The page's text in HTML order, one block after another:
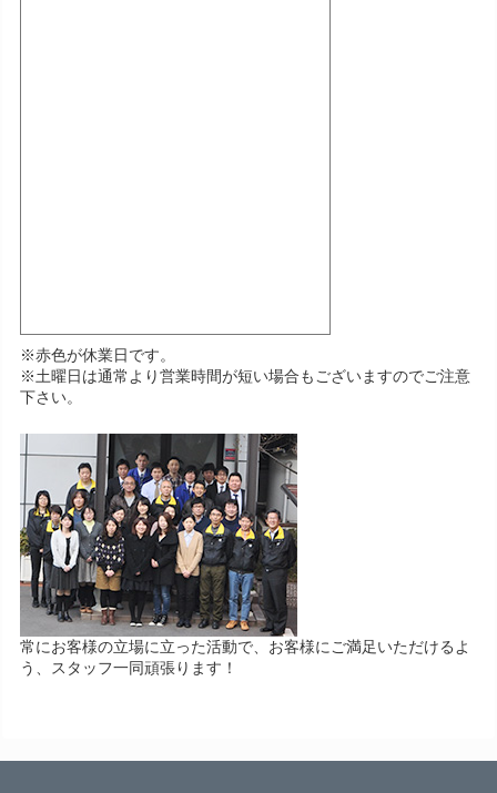
※赤色が休業日です。
※土曜日は通常より営業時間が短い場合もございますのでご注意
下さい。
常にお客様の立場に立った活動で、お客様にご満足いただけるよ
う、スタッフ一同頑張ります！